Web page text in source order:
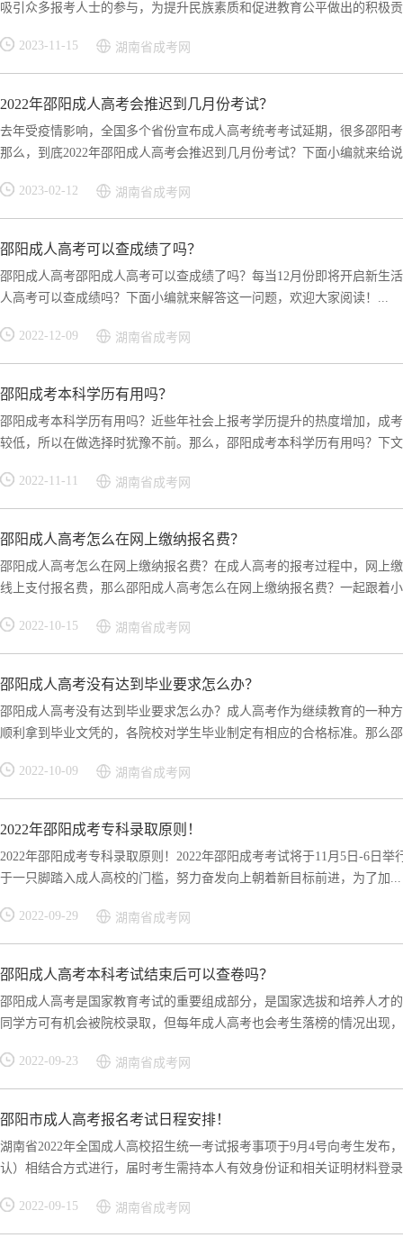
吸引众多报考人士的参与，为提升民族素质和促进教育公平做出的积极
2023-11-15 湖南省成考网
2022年邵阳成人高考会推迟到几月份考试？
去年受疫情影响，全国多个省份宣布成人高考统考考试延期，很多邵阳
那么，到底2022年邵阳成人高考会推迟到几月份考试？下面小编就来给
2023-02-12 湖南省成考网
邵阳成人高考可以查成绩了吗？
邵阳成人高考邵阳成人高考可以查成绩了吗？每当12月份即将开启新生
人高考可以查成绩吗？下面小编就来解答这一问题，欢迎大家阅读！...
2022-12-09 湖南省成考网
邵阳成考本科学历有用吗？
邵阳成考本科学历有用吗？近些年社会上报考学历提升的热度增加，成
较低，所以在做选择时犹豫不前。那么，邵阳成考本科学历有用吗？下
2022-11-11 湖南省成考网
邵阳成人高考怎么在网上缴纳报名费？
邵阳成人高考怎么在网上缴纳报名费？在成人高考的报考过程中，网上
线上支付报名费，那么邵阳成人高考怎么在网上缴纳报名费？一起跟着
2022-10-15 湖南省成考网
邵阳成人高考没有达到毕业要求怎么办？
邵阳成人高考没有达到毕业要求怎么办？成人高考作为继续教育的一种
顺利拿到毕业文凭的，各院校对学生毕业制定有相应的合格标准。那么
2022-10-09 湖南省成考网
2022年邵阳成考专科录取原则！
2022年邵阳成考专科录取原则！2022年邵阳成考考试将于11月5日-6日
于一只脚踏入成人高校的门槛，努力奋发向上朝着新目标前进，为了加...
2022-09-29 湖南省成考网
邵阳成人高考本科考试结束后可以查卷吗？
邵阳成人高考是国家教育考试的重要组成部分，是国家选拔和培养人才
同学方可有机会被院校录取，但每年成人高考也会考生落榜的情况出现
2022-09-23 湖南省成考网
邵阳市成人高考报名考试日程安排！
湖南省2022年全国成人高校招生统一考试报考事项于9月4号向考生发布
认）相结合方式进行，届时考生需持本人有效身份证和相关证明材料登
2022-09-15 湖南省成考网